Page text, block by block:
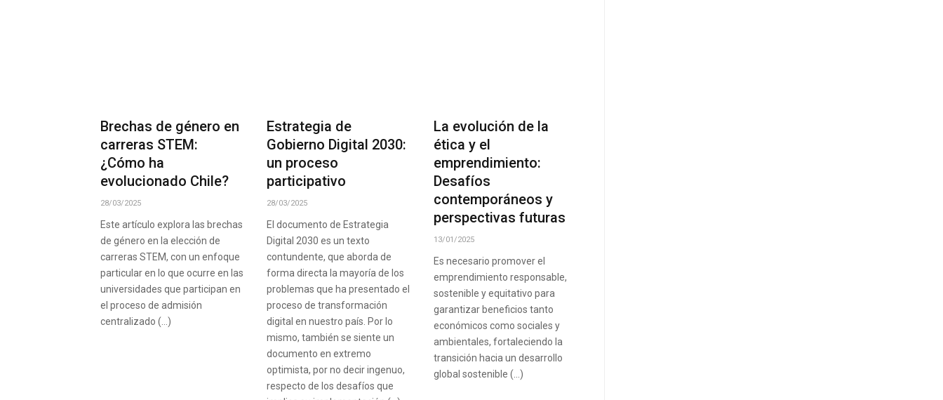
Brechas de género en
carreras STEM:
¿Cómo ha
evolucionado Chile?
28/03/2025
Este artículo explora las brechas
de género en la elección de
carreras STEM, con un enfoque
particular en lo que ocurre en las
universidades que participan en
el proceso de admisión
centralizado (…)
Estrategia de
Gobierno Digital 2030:
un proceso
participativo
28/03/2025
El documento de Estrategia
Digital 2030 es un texto
contundente, que aborda de
forma directa la mayoría de los
problemas que ha presentado el
proceso de transformación
digital en nuestro país. Por lo
mismo, también se siente un
documento en extremo
optimista, por no decir ingenuo,
respecto de los desafíos que
La evolución de la
ética y el
emprendimiento:
Desafíos
contemporáneos y
perspectivas futuras
13/01/2025
Es necesario promover el
emprendimiento responsable,
sostenible y equitativo para
garantizar beneficios tanto
económicos como sociales y
ambientales, fortaleciendo la
transición hacia un desarrollo
global sostenible (…)